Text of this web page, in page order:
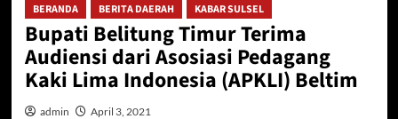
BERANDA BERITA DAERAH KABAR SULSEL
Bupati Belitung Timur Terima
Audiensi dari Asosiasi Pedagang
Kaki Lima Indonesia (APKLI) Beltim
admin April 3, 2021